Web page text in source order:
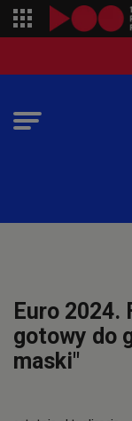
Euro 2024.
gotowy do
maski"